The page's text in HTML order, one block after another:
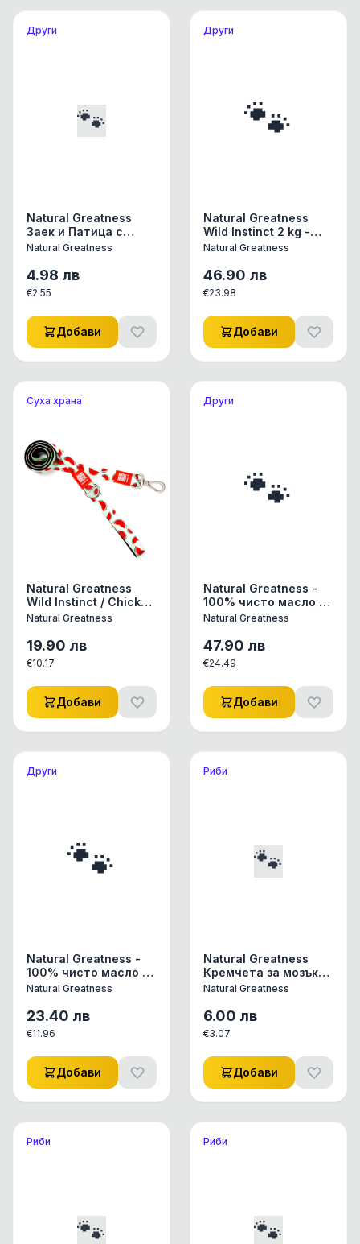
Други
🐾
Natural Greatness
Заек и Патица с
моркови и лайка
Natural Greatness
4.98 лв
€2.55
Добави
Други
🐾
Natural Greatness
Wild Instinct 2 kg -
Chicken & Turkey -
бебета /
Natural Greatness
46.90 лв
€23.98
Добави
Суха храна
Natural Greatness
Wild Instinct / Chicken
& Turkey / - ултра
пилешко и пуешко
600 гр.
Natural Greatness
19.90 лв
€10.17
Добави
Други
🐾
Natural Greatness -
100% чисто масло от
сьомга, 1000 мл
Natural Greatness
47.90 лв
€24.49
Добави
Други
🐾
Natural Greatness -
100% чисто масло от
сьомга, 250 мл
Natural Greatness
23.40 лв
€11.96
Добави
Риби
🐾
Natural Greatness
Кремчета за мозъка
- Риба Тон и Миди 4
3 - DHA описание
Natural Greatness
6.00 лв
€3.07
Добави
Риби
🐾
Риби
🐾